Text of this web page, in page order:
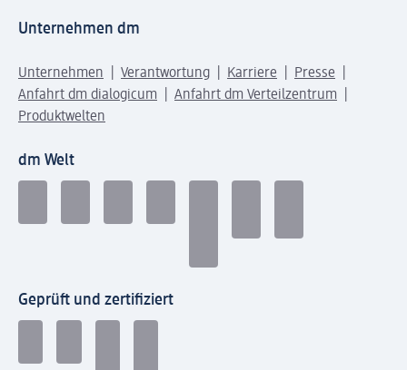
Unternehmen dm
Unternehmen Verantwortung Karriere
Presse
Anfahrt dm dialogicum
Anfahrt dm Verteilzentrum
Produktwelten
dm Welt
Geprüft und zertifiziert